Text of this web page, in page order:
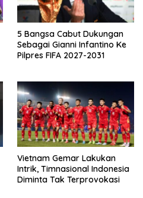
5 Bangsa Cabut Dukungan
Sebagai Gianni Infantino Ke
Pilpres FIFA 2027-2031
Vietnam Gemar Lakukan
Intrik, Timnasional Indonesia
Diminta Tak Terprovokasi